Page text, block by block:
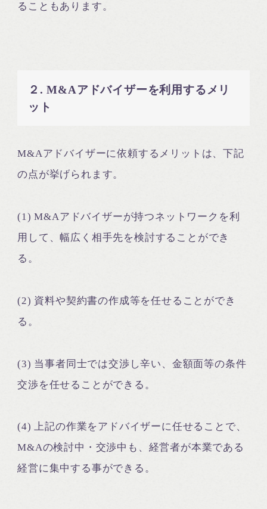
ることもあります。
２. M&Aアドバイザーを利用するメリ
ット
M&Aアドバイザーに依頼するメリットは、下記
の点が挙げられます。
(1) M&Aアドバイザーが持つネットワークを利
用して、幅広く相手先を検討することができ
る。
(2) 資料や契約書の作成等を任せることができ
る。
(3) 当事者同士では交渉し辛い、金額面等の条件
交渉を任せることができる。
(4) 上記の作業をアドバイザーに任せることで、
M&Aの検討中・交渉中も、経営者が本業である
経営に集中する事ができる。